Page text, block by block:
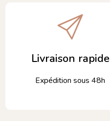
Livraison rapide
Expédition sous 48h